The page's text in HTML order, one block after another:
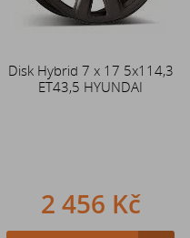
Disk Hybrid 7 x 17 5x114,3
ET43,5 HYUNDAI
2 456 Kč